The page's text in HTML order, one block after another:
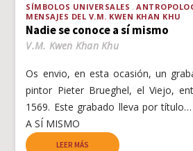
SÍMBOLOS UNIVERSALES
MENSAJES DEL V.M. KWEN KHAN KHU
Nadie se conoce a sí mismo
V.M. Kwen Khan Khu
Os envio, en esta ocasión, un
pintor Pieter Brueghel, el Viejo,
1569. Este grabado lleva por título…
A SÍ MISMO
LEER MÁS